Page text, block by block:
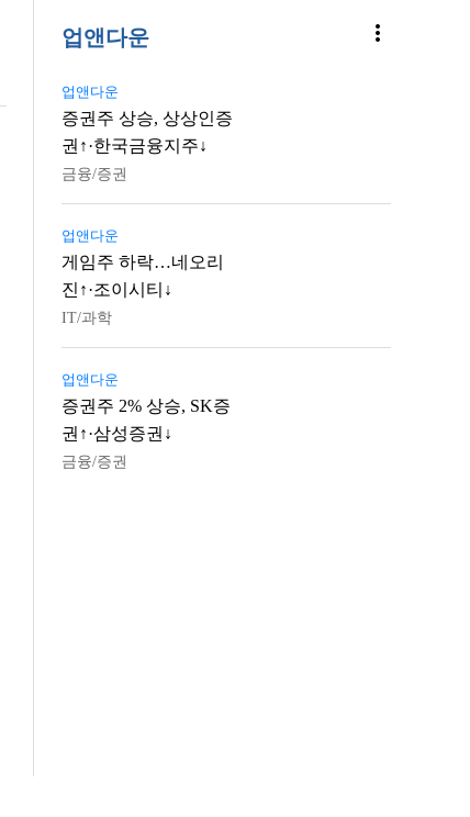
업앤다운 more_vert
업앤다운
증권주 상승, 상상인증
권↑·한국금융지주↓
금융/증권
업앤다운
게임주 하락…네오리
진↑·조이시티↓
IT/과학
업앤다운
증권주 2% 상승, SK증
권↑·삼성증권↓
금융/증권